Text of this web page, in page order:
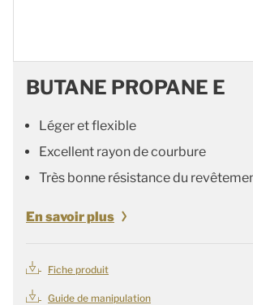
BUTANE PROPANE E
Léger et flexible
Excellent rayon de courbure
Très bonne résistance du
En savoir plus
Fiche produit
Guide de manipulation